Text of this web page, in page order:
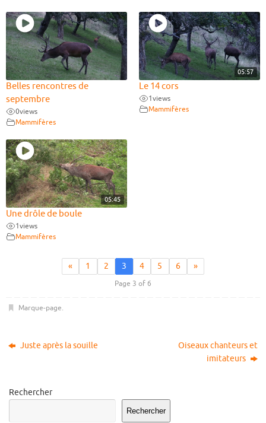
Belles rencontres de
septembre
0views
Mammifères
05:57
Le 14 cors
1views
Mammifères
05:45
Une drôle de boule
1views
Mammifères
« 1 2 3 4 5 6 »
Page 3 of 6
Marque-page.
Juste après la souille
Oiseaux chanteurs et
imitateurs
Rechercher
Rechercher